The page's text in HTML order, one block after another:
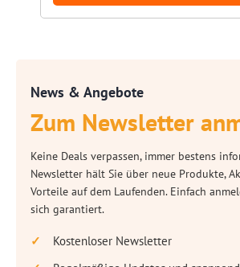
News & Angebote
Zum Newsletter
Keine Deals verpassen, immer bestens
Newsletter hält Sie über neue Produkte,
Vorteile auf dem Laufenden. Einfach
sich garantiert.
Kostenloser Newsletter